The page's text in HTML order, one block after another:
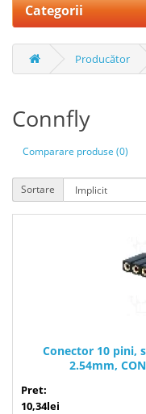
Categorii
Producător
Connfly
Comparare produse (0)
Sortare
Conector 10 pini,
2.54mm,
Pret:
10,34lei